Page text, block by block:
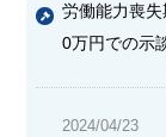
労働能力喪
0万円での示
2024/04/23